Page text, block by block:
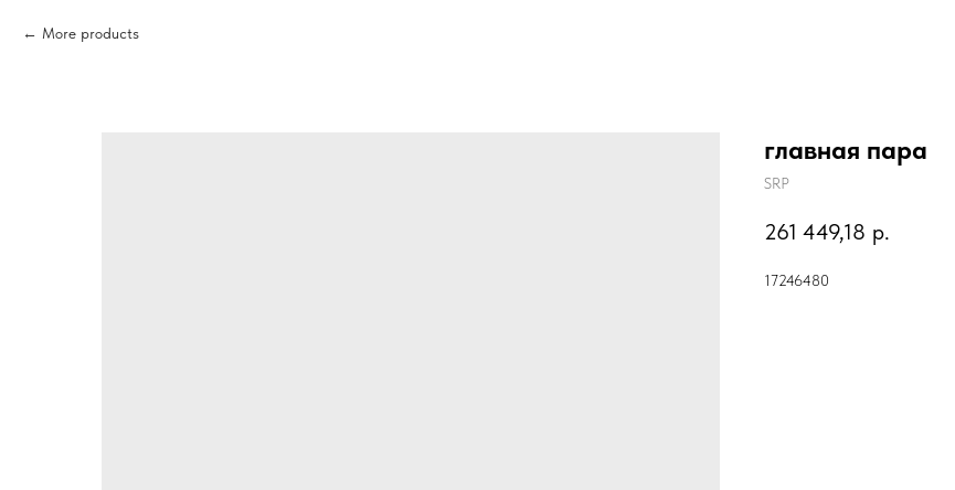
More products
главная пара
SRP
261 449,18 р.
17246480